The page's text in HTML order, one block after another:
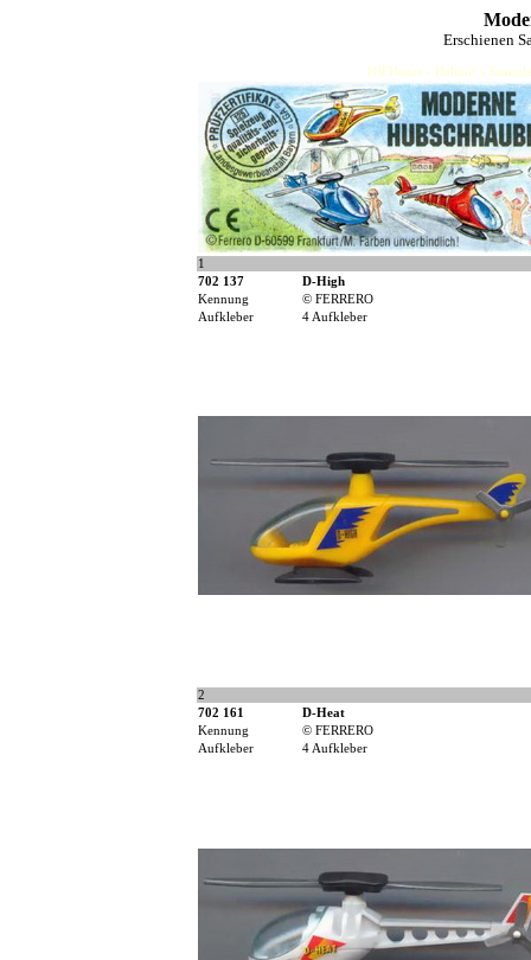
Erschienen
HJFHenze - Helmut´s
1
702 137
D-High
Kennung
© FERRERO
Aufkleber
4 Aufkleber
2
702 161
D-Heat
Kennung
© FERRERO
Aufkleber
4 Aufkleber